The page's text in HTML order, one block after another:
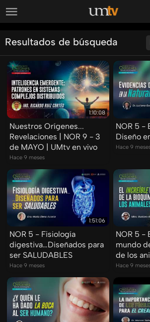
Resultados de búsqueda
Ordenar por:
1:10:08
Nuestros Orígenes...
Revelaciones | NOR 9 - 3
de MAYO | UMtv en vivo
Hace 9 meses
NOR 5 -
Diseño
Hace 9
1:51:06
NOR 5 - Fisiología
digestiva…Diseñados para
ser SALUDABLES
Hace 9 meses
NOR 5 -
mundo
de los
Hace 9